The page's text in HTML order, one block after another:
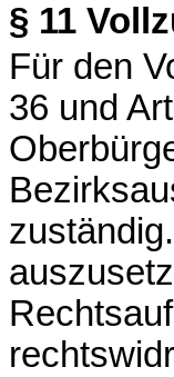
§ 11
Für den
36 und